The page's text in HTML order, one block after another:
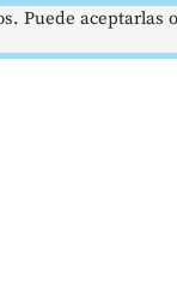
Puede aceptarlas